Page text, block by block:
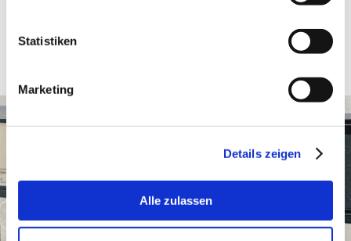
Statistiken
Marketing
Details zeigen
Alle zulassen
ALPINKANTE – KLARE LINIE, ALPINE ELEGANZ.